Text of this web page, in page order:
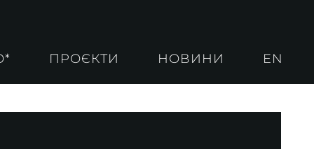
ПРОЄКТИ НОВИНИ EN